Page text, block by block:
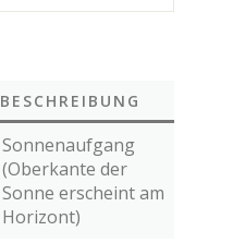
BESCHREIBUNG
Sonnenaufgang
(Oberkante der
Sonne erscheint am
Horizont)